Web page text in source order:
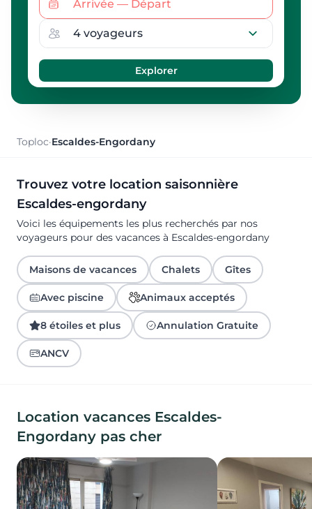
Toploc·Escaldes-Engordany
Trouvez votre location saisonnière
Escaldes-engordany
Voici les équipements les plus recherchés par nos
voyageurs pour des vacances à Escaldes-engordany
Maisons de vacances Chalets Gîtes
Avec piscine Animaux acceptés
8 étoiles et plus Annulation Gratuite
ANCV
Location vacances Escaldes-
Engordany pas cher